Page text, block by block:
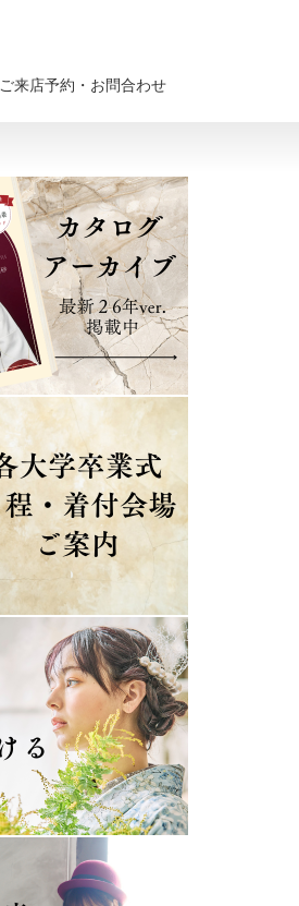
ご来店予約・お問合わせ